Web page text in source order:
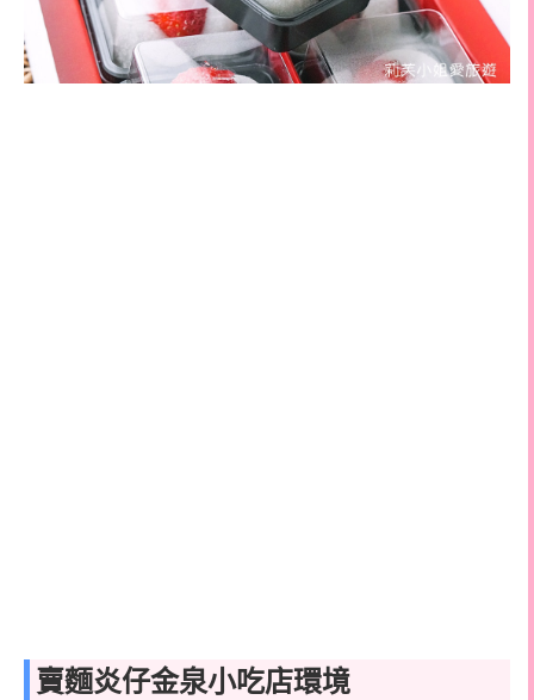
賣麵炎仔金泉小吃店環境